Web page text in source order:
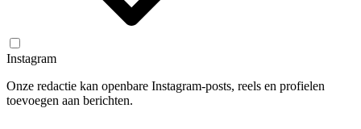
Instagram
Onze redactie kan openbare Instagram-posts, reels en profielen
toevoegen aan berichten.